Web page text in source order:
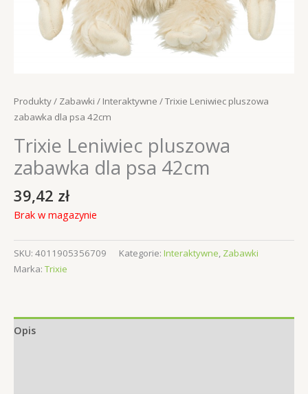
Produkty/ Zabawki / Interaktywne / Trixie Leniwiec pluszowa
zabawka dla psa 42cm
Trixie Leniwiec pluszowa
zabawka dla psa 42cm
39,42 zł
Brak w magazynie
SKU: 4011905356709 Kategorie: Interaktywne, Zabawki
Marka: Trixie
Opis